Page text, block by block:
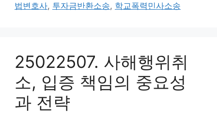
법변호사, 투자금반환소송, 학교폭력민사소송
25022507. 사해행위취
소, 입증 책임의 중요성
과 전략